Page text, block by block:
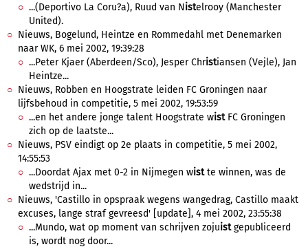
...(Deportivo La Coru?a), Ruud van Nistelrooy (Manchester
United).
Nieuws, Bogelund, Heintze en Rommedahl met Denemarken
naar WK, 6 mei 2002, 19:39:28
...Peter Kjaer (Aberdeen/Sco), Jesper Christiansen (Vejle), Jan
Heintze...
Nieuws, Robben en Hoogstrate leiden FC Groningen naar
lijfsbehoud in competitie, 5 mei 2002, 19:53:59
...en het andere jonge talent Hoogstrate wistFC Groningen
zich op de laatste...
Nieuws, PSV eindigt op 2e plaats in competitie, 5 mei 2002,
14:55:53
...Doordat Ajax met 0-2 in Nijmegen wistte winnen, was de
wedstrijd in...
Nieuws, 'Castillo in opspraak wegens wangedrag, Castillo maakt
excuses, lange straf gevreesd' [update], 4 mei 2002, 23:55:38
...Mundo, wat op moment van schrijven zojuistgepubliceerd
is, wordt nog door...